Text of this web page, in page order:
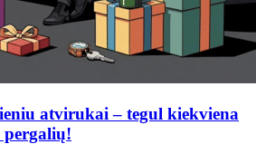
atvirukai – tegul kiekviena